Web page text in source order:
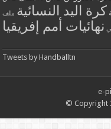
كرة اليد النسائية ملف
نهائيات أمم إفريقيا
Tweets by Handballtn
e-
© Copyright